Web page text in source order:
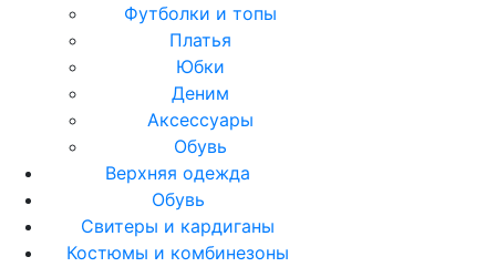
Футболки и топы
Платья
Юбки
Деним
Аксессуары
Обувь
Верхняя одежда
Обувь
Свитеры и кардиганы
Костюмы и комбинезоны